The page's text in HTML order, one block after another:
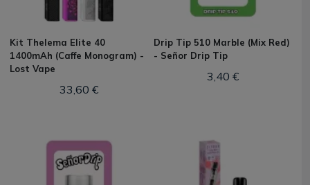
Kit Thelema Elite 40
1400mAh (Caffe Monogram) -
Lost Vape
33,60 €
Drip Tip 510 Marble (Mix Red)
- Señor Drip Tip
3,40 €